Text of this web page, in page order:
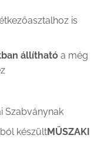
is
állíthatóa még
Szabványnak
készültMŰSZAKI